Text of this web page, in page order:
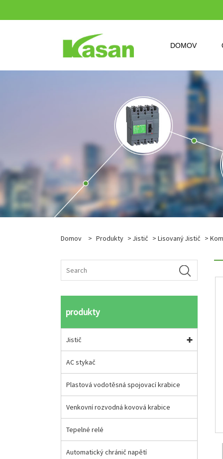
DOMOV
Domov > Produkty > Jistič > Lisovaný Jistič >
produkty
Jistič
AC stykač
Plastová vodotěsná spojovací krabice
Venkovní rozvodná kovová krabice
Tepelné relé
Automatický chránič napětí